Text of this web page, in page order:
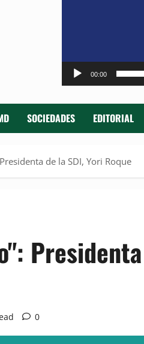
00:00
SOCIEDADES EDITORIAL
de la SDI, Yori Roque
0